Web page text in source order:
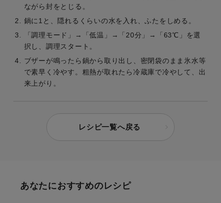
ながら封をとじる。
鍋に1と、隠れるくらいの水を入れ、ふたをしめる。
「調理モード」→「低温」→「20分」→「63℃」を選
択し、調理スタート。
ブザーが鳴ったら鍋から取り出し、密閉袋のまま氷水等
で素早く冷やす。粗熱が取れたら冷蔵庫で冷やして、出
来上がり。
レシピ一覧へ戻る
あなたにおすすめのレシピ